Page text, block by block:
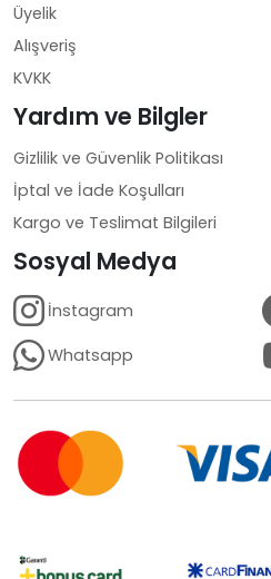
Üyelik
Alışveriş
KVKK
Yardım ve Bilgler
Gizlilik ve Güvenlik Politikası
İptal ve İade Koşulları
Kargo ve Teslimat Bilgileri
Sosyal Medya
İnstagram
Whatsapp